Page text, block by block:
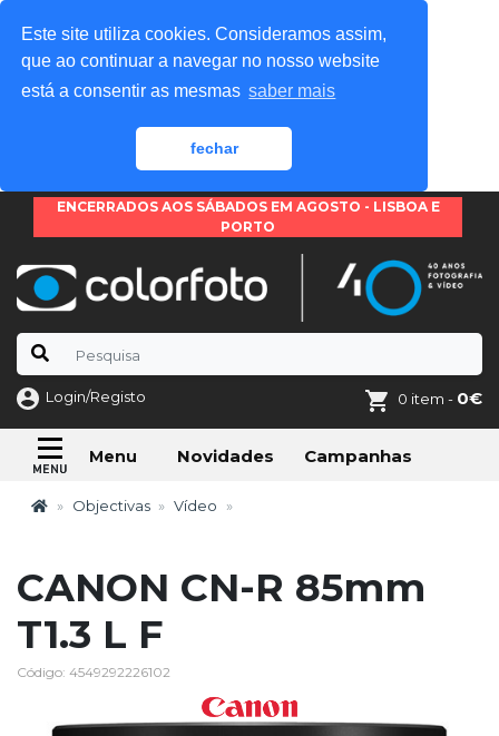
Este site utiliza cookies. Consideramos assim,
que ao continuar a navegar no nosso website
está a consentir as mesmas saber mais
fechar
ENCERRADOS AOS SÁBADOS EM AGOSTO - LISBOA E
PORTO
Login/Registo 0 item - 0€
Menu Novidades Campanhas
Objectivas Vídeo
CANON CN-R 85mm
T1.3 L F
Código: 4549292226102